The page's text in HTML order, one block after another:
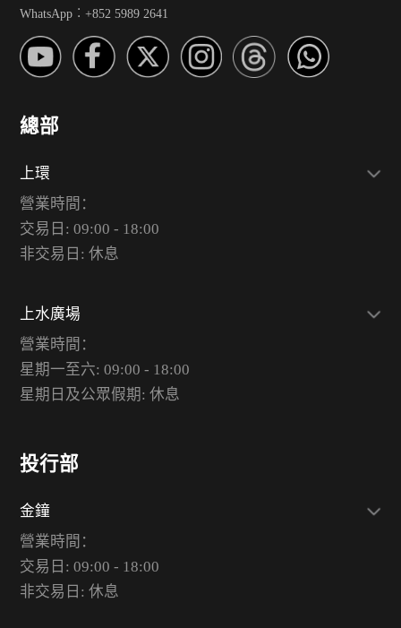
WhatsApp︰+852 5989 2641
總部
上環
營業時間：
交易日: 09:00 - 18:00
非交易日: 休息
上水廣場
營業時間：
星期一至六: 09:00 - 18:00
星期日及公眾假期: 休息
投行部
金鐘
營業時間：
交易日: 09:00 - 18:00
非交易日: 休息